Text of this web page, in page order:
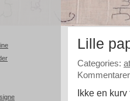
Lille
Categories:
Ikke en